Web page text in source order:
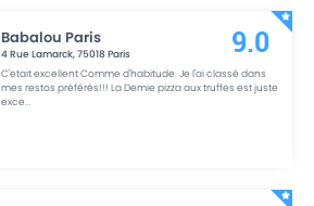
Babalou Paris
4 Rue Lamarck,75018 Paris
C'etait excellent Comme d'habitude. Je l'ai classé dans
mes restos préférés!!! La Demie pizza aux truffes est juste
exce...
9.0